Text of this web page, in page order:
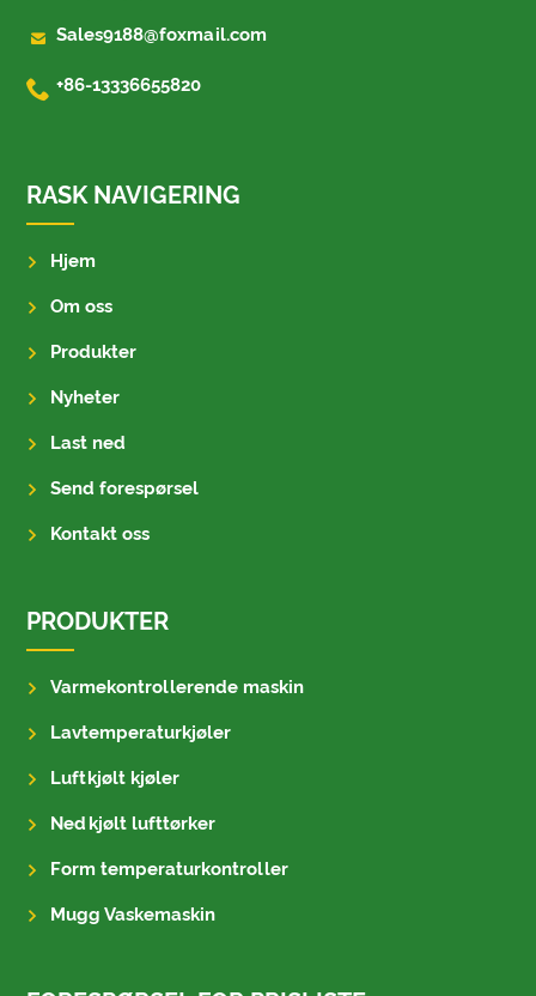
 Sales9188@foxmail.com
 +86-13336655820
RASK NAVIGERING
Hjem
Om oss
Produkter
Nyheter
Last ned
Send forespørsel
Kontakt oss
PRODUKTER
Varmekontrollerende maskin
Lavtemperaturkjøler
Luftkjølt kjøler
Nedkjølt lufttørker
Form temperaturkontroller
Mugg Vaskemaskin